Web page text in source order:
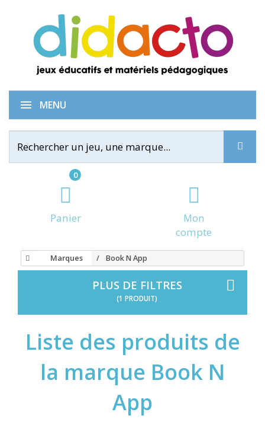
0
Panier
Mon
compte
MENU
Marques Book N App
PLUS DE FILTRES
(1 PRODUIT)
Liste des produits de
la marque Book N
App